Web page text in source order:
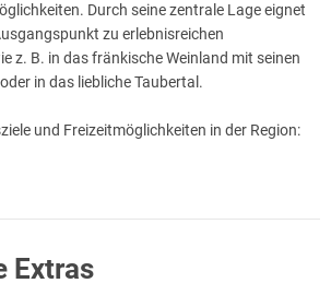
Durch seine zentrale Lage eignet
zu erlebnisreichen
z. B. in das fränkische Weinland mit seinen
in das liebliche Taubertal.
und Freizeitmöglichkeiten in der Region:
ist die fürstbischöfliche Residenz, seit
Extras